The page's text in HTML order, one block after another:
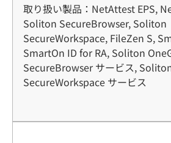
取り扱い製品：NetAttest EPS,
Soliton SecureBrowser, Soliton
SecureWorkspace, FileZen S,
SmartOn ID for RA, Soliton
SecureBrowser サービス,
SecureWorkspace サービス